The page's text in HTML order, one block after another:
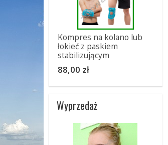
Kompres na kolano lub
łokieć z paskiem
stabilizującym
88,00 zł
Wyprzedaż